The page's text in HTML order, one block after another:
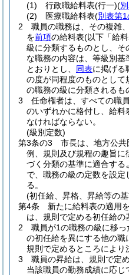
(1)
行政職給料表(行一)(
(2)
医療職給料表(別表第1
2
職員の職務は、その複雑
を前項の給料表(以下「給
級に分類するものとし、そ
な職務の内容は、等級別基
とおりとし、 同表に掲げる
の度が同程度のものとし
の職務の級に分類されるも
3
任命権者は、すべての職
のいずれかに格付し、給料
なければならない。
(級別定数)
第3条の3
市長は、地方公
例、規則及び規程の趣旨に
づく分類の基準に適合する
で、職務の級の定数を設定
る。
(初任給、昇格、昇給等の
第4条
新たに給料表の適用
は、規則で定める初任給の
2
職員が1の職務の級に移
の初任給を異にする他の職
規則で定めるところにより
3
職員の昇給は、規則で定
当該職員の勤務成績に応じ